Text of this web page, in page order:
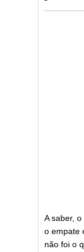
A saber,
o empate
não foi o